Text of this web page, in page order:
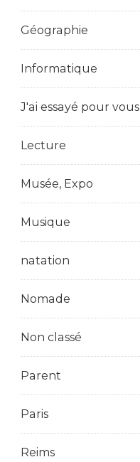
Géographie
Informatique
J'ai essayé pour vous
Lecture
Musée, Expo
Musique
natation
Nomade
Non classé
Parent
Paris
Reims